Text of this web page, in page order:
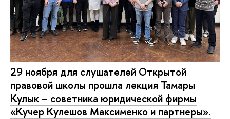
29 ноября для слушателей Открытой
правовой школы прошла лекция Тамары
Кулык – советника юридической фирмы
«Кучер Кулешов Максименко и партнеры».